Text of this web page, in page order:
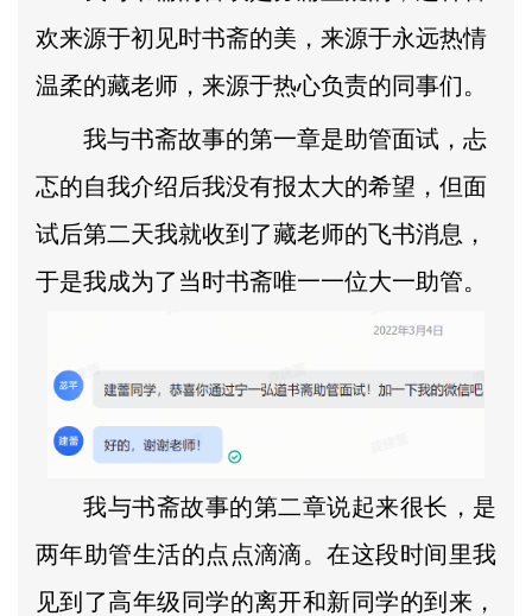
欢来源于初见时书斋的美，来源于永远热情
温柔的藏老师，来源于热心负责的同事们。
我与书斋故事的第一章是助管面试，忐
忑的自我介绍后我没有报太大的希望，但面
试后第二天我就收到了藏老师的飞书消息，
于是我成为了当时书斋唯一一位大一助管。
我与书斋故事的第二章说起来很长，是
两年助管生活的点点滴滴。在这段时间里我
见到了高年级同学的离开和新同学的到来，